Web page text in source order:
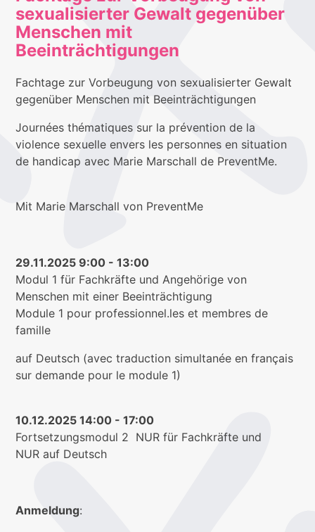
sexualisierter Gewalt gegenüber
Menschen mit
Beeinträchtigungen
Fachtage zur Vorbeugung von sexualisierter Gewalt
gegenüber Menschen mit Beeinträchtigungen
Journées thématiques sur la prévention de la
violence sexuelle envers les personnes en situation
de handicap avec Marie Marschall de PreventMe.
Mit Marie Marschall von PreventMe
29.11.2025 9:00 - 13:00
Modul 1 für Fachkräfte und Angehörige von
Menschen mit einer Beeinträchtigung
Module 1 pour professionnel.les et membres de
famille
auf Deutsch (avec traduction simultanée en français
sur demande pour le module 1)
10.12.2025 14:00 - 17:00
Fortsetzungsmodul 2 NUR für Fachkräfte und
NUR auf Deutsch
Anmeldung: